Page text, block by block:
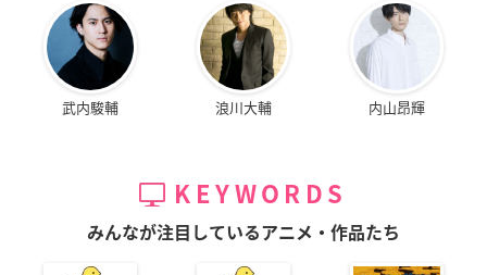
武内駿輔 浪川大輔 内山昂輝
KEYWORDS
みんなが注目しているアニメ・作品たち